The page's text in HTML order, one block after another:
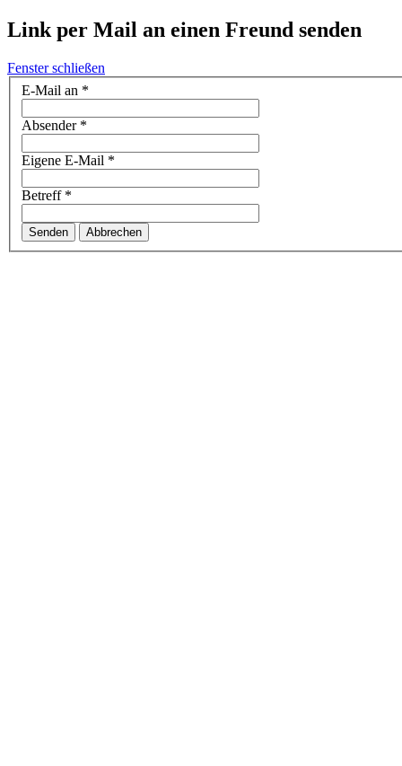
Link per Mail an einen Freund senden
Fenster schließen
E-Mail an *
Absender*
Eigene E-Mail *
Betreff*
Senden Abbrechen